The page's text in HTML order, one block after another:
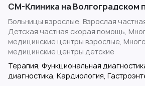
СМ-Клиника на Волгоградском
Больницы взрослые, Взрослая
Детская частная скорая помощь,
медицинские центры взрослые,
медицинские центры детские
Терапия, Функциональная
диагностика, Кардиология,